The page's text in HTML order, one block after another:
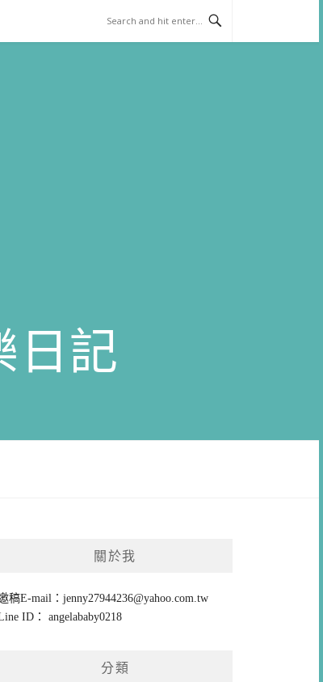
日記
關於我
稿E-mail：jenny27944236@yahoo.com.tw
ID： angelababy0218
分類